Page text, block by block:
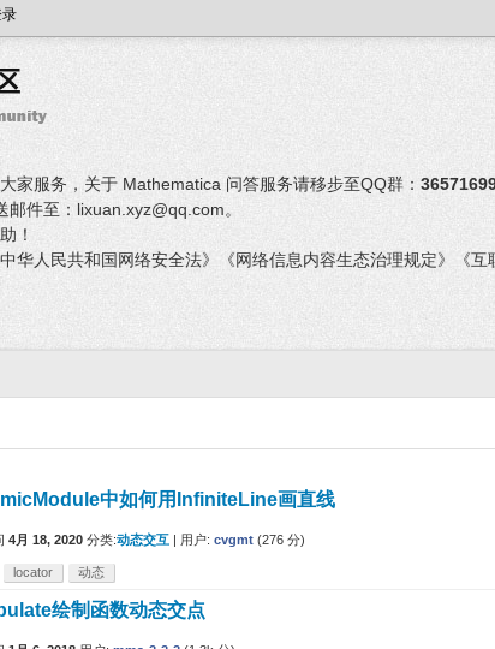
家服务，关于 Mathematica 问答服务请移步至QQ群：
件至：lixuan.xyz@qq.com。
！
华人民共和国网络安全法》《网络信息内容生态治理规定》《互
中如何用InfiniteLine画直线
4月 18, 2020 分类:动态交互 用户: cvgmt (276 分)
locator 动态
绘制函数动态交点